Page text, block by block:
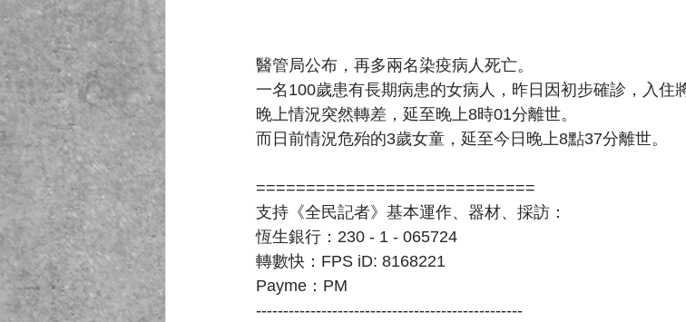
醫管局公布，再多兩名染疫病人死亡。
一名100歲患有長期病患的女病人，昨日因初步確診，入住
晚上情況突然轉差，延至晚上8時01分離世。
而日前情況危殆的3歲女童，延至今日晚上8點37分離世。
============================
支持《全民記者》基本運作、器材、採訪：
恆生銀行：230 - 1 - 065724
轉數快：FPS iD: 8168221
Payme：PM
-------------------------------------------------